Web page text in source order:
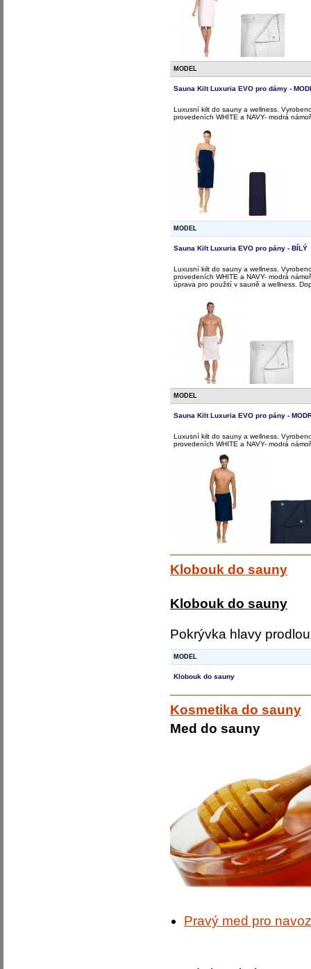
MODEL
Sauna Kilt Luxuria EVO pro dámy -
Luxusní kilt do sauny a wellness.
provedeních WHITE a NAVY- modrá
MODEL
Sauna Kilt Luxuria EVO pro pány - BÍLÝ
Luxusní kilt do sauny a wellness.
provedeních WHITE a NAVY- modrá
úprava pro použití v sauně a wellness.
MODEL
Sauna Kilt Luxuria EVO pro pány -
Luxusní kilt do sauny a wellness.
provedeních WHITE a NAVY- modrá
Klobouk do sauny
Klobouk do sauny
Pokrývka hlavy
MODEL
Klobouk do sauny
Kosmetika do sauny
Med do sauny
Pravý med pro